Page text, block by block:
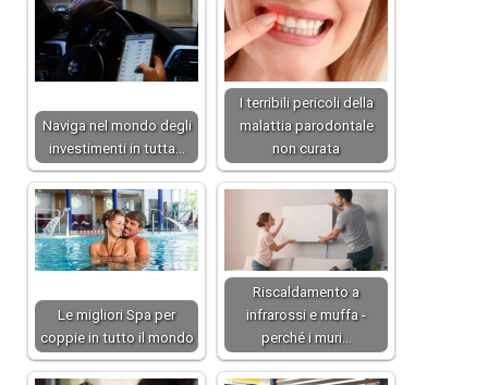
Naviga nel mondo degli
investimenti in tutta…
I terribili pericoli della
malattia parodontale
non curata
Le migliori Spa per
coppie in tutto il mondo
Riscaldamento a
infrarossi e muffa -
perché i muri…